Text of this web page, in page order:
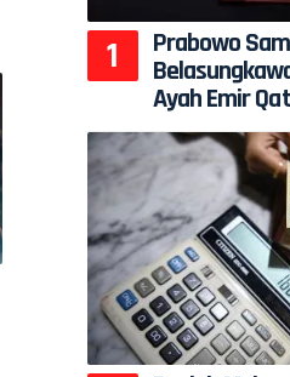
Prabowo
Ayah Emir